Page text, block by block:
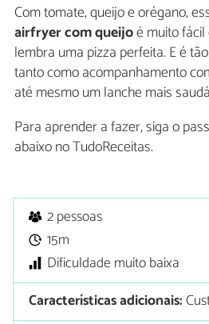
Com tomate, queijo e orégano,
airfryer com queijoé muito
lembra uma pizza perfeita. E é
tanto como acompanhamento
até mesmo um lanche mais
Para aprender a fazer, siga o
abaixo no TudoReceitas.
2 pessoas
15m
Dificuldade muito baixa
Características adicionais: